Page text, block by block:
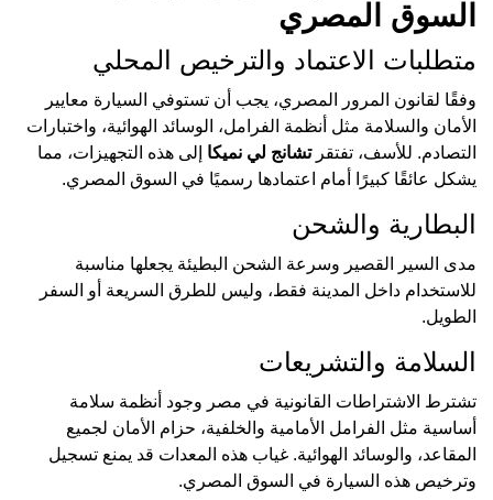
السوق المصري
متطلبات الاعتماد والترخيص المحلي
وفقًا لقانون المرور المصري، يجب أن تستوفي السيارة معايير
الأمان والسلامة مثل أنظمة الفرامل، الوسائد الهوائية، واختبارات
التصادم. للأسف، تفتقرتشانج لي نميكا إلى هذه التجهيزات، مما
يشكل عائقًا كبيرًا أمام اعتمادها رسميًا في السوق المصري.
البطارية والشحن
مدى السير القصير وسرعة الشحن البطيئة يجعلها مناسبة
للاستخدام داخل المدينة فقط، وليس للطرق السريعة أو السفر
الطويل.
السلامة والتشريعات
تشترط الاشتراطات القانونية في مصر وجود أنظمة سلامة
أساسية مثل الفرامل الأمامية والخلفية، حزام الأمان لجميع
المقاعد، والوسائد الهوائية. غياب هذه المعدات قد يمنع تسجيل
وترخيص هذه السيارة في السوق المصري.